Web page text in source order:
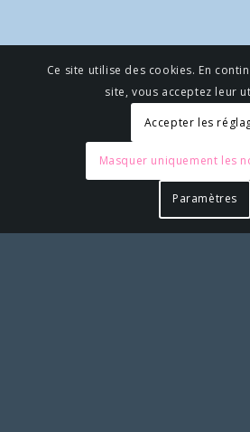
Ce site utilise des cookies. En
site, vous acceptez leur
Accepter les
Masquer uniquement les
Paramètres